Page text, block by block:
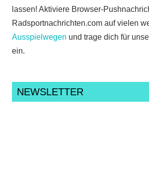
lassen! Aktiviere Browser-
Radsportnachrichten.com auf vielen
Ausspielwegen und trage dich für
ein.
NEWSLETTER